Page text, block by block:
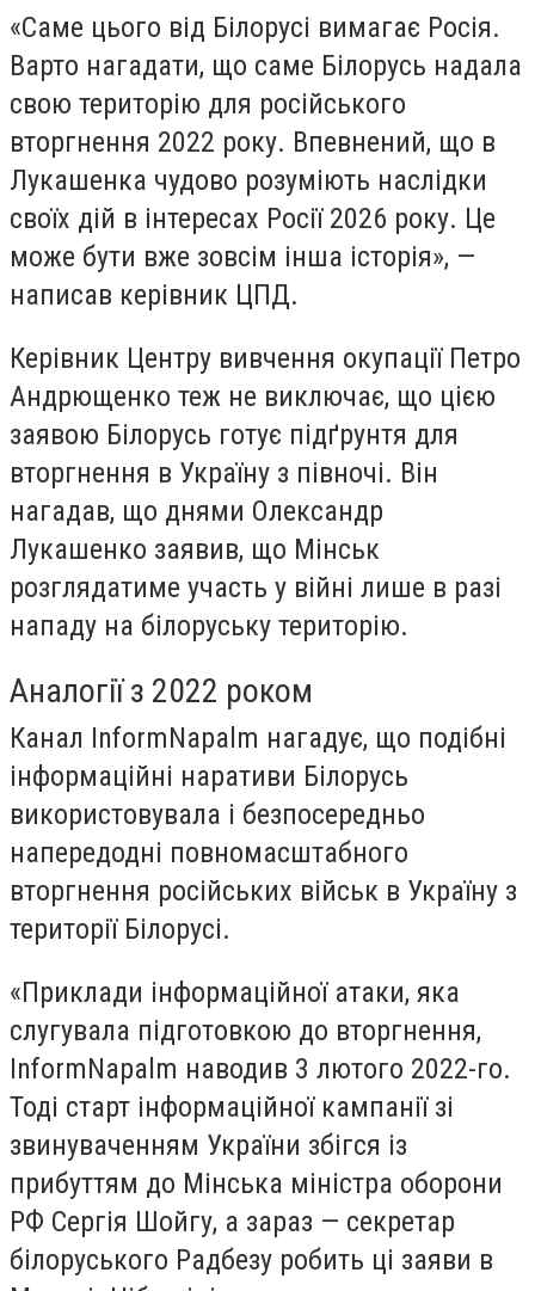
«Саме цього від Білорусі вимагає Росія.
Варто нагадати, що саме Білорусь надала
свою територію для російського
вторгнення 2022 року. Впевнений, що в
Лукашенка чудово розуміють наслідки
своїх дій в інтересах Росії 2026 року. Це
може бути вже зовсім інша історія», —
написав керівник ЦПД.
Керівник Центру вивчення окупації Петро
Андрющенко теж не виключає, що цією
заявою Білорусь готує підґрунтя для
вторгнення в Україну з півночі. Він
нагадав, що днями Олександр
Лукашенко заявив, що Мінськ
розглядатиме участь у війні лише в разі
нападу на білоруську територію.
Аналогії з 2022 роком
Канал InformNapalm нагадує, що подібні
інформаційні наративи Білорусь
використовувала і безпосередньо
напередодні повномасштабного
вторгнення російських військ в Україну з
території Білорусі.
«Приклади інформаційної атаки, яка
слугувала підготовкою до вторгнення,
InformNapalm наводив 3 лютого 2022-го.
Тоді старт інформаційної кампанії зі
звинуваченням України збігся із
прибуттям до Мінська міністра оборони
РФ Сергія Шойгу, а зараз — секретар
білоруського Радбезу робить ці заяви в